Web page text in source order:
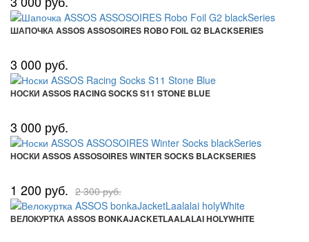
ШАПОЧКА ASSOS ASSOSOIRES ROBO FOIL G2 BLACKSERIES
3 000 руб.
НОСКИ ASSOS RACING SOCKS S11 STONE BLUE
3 000 руб.
НОСКИ ASSOS ASSOSOIRES WINTER SOCKS BLACKSERIES
1 200 руб. 2 300 руб.
ВЕЛОКУРТКА ASSOS BONKAJACKETLAALALAI HOLYWHITE